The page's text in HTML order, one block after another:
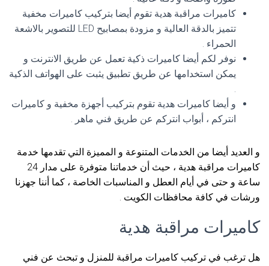
كاميرات مراقبة هدية تقوم أيضا بتركيب كاميرات مخفية
تتميز بالدقة العالية و مزودة بمصابيح LED للتصوير بالاشعة
الحمراء .
نوفر لكم أيضا كاميرات ذكية تعمل عن طريق الانترنت و
يمكن استخدامها عن طريق تطبيق يثبت على الهواتف الذكية
.
و أيضا كاميرات هدية تقوم بتركيب أجهزة مخفية و كاميرات
انتركم ، أبواب انتركم عن طريق فني ماهر .
و العديد أيضا من الخدمات المتنوعة و المميزة التي تقدمها خدمة
كاميرات مراقبة هدية ، حيث أن خدماتنا متوفرة على مدار 24
ساعة و حتى في أيام العطل و المناسبات الخاصة ، كما أننا جهزنا
ورشات في كافة محافظات الكويت .
كاميرات مراقبة هدية
هل ترغب في تركيب كاميرات مراقبة للمنزل و تبحث عن فني